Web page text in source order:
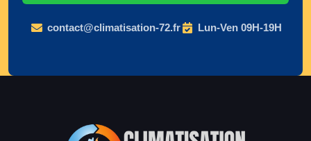
contact@climatisation-72.fr Lun-Ven 09H-19H